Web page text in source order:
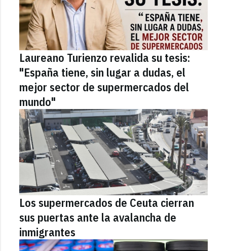
Laureano Turienzo revalida su tesis:
"España tiene, sin lugar a dudas, el
mejor sector de supermercados del
mundo"
Los supermercados de Ceuta cierran
sus puertas ante la avalancha de
inmigrantes